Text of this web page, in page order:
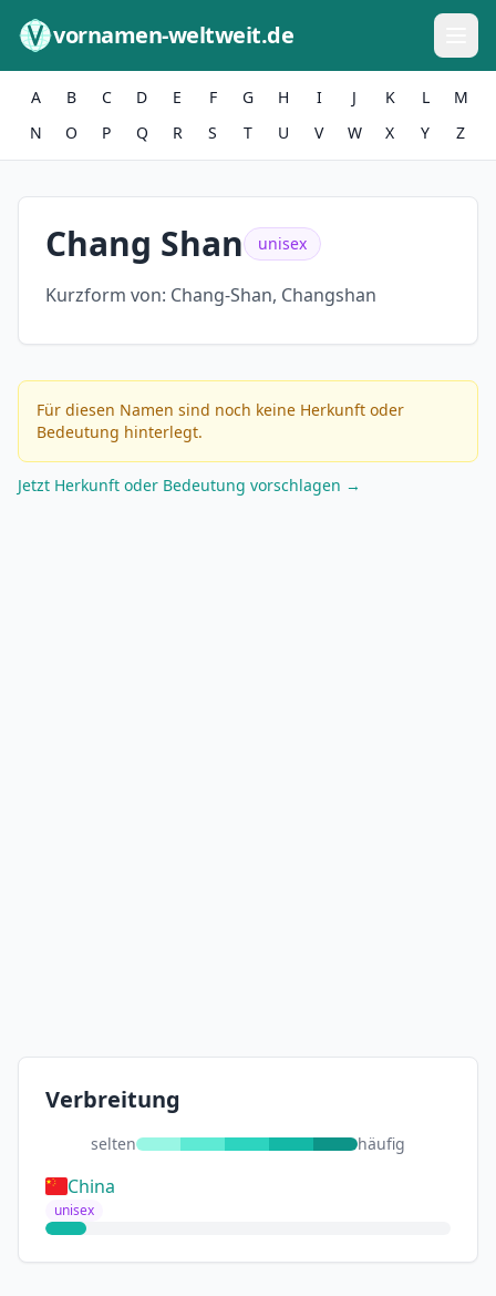
vornamen-weltweit.de
A B C D E F G H I J K L
M
N
O P Q R S T U V W X Y Z
Chang Shan unisex
Kurzform von: Chang-Shan, Changshan
Für diesen Namen sind noch keine Herkunft oder
Bedeutung hinterlegt.
Jetzt Herkunft oder Bedeutung vorschlagen →
Verbreitung
selten häufig
China
unisex